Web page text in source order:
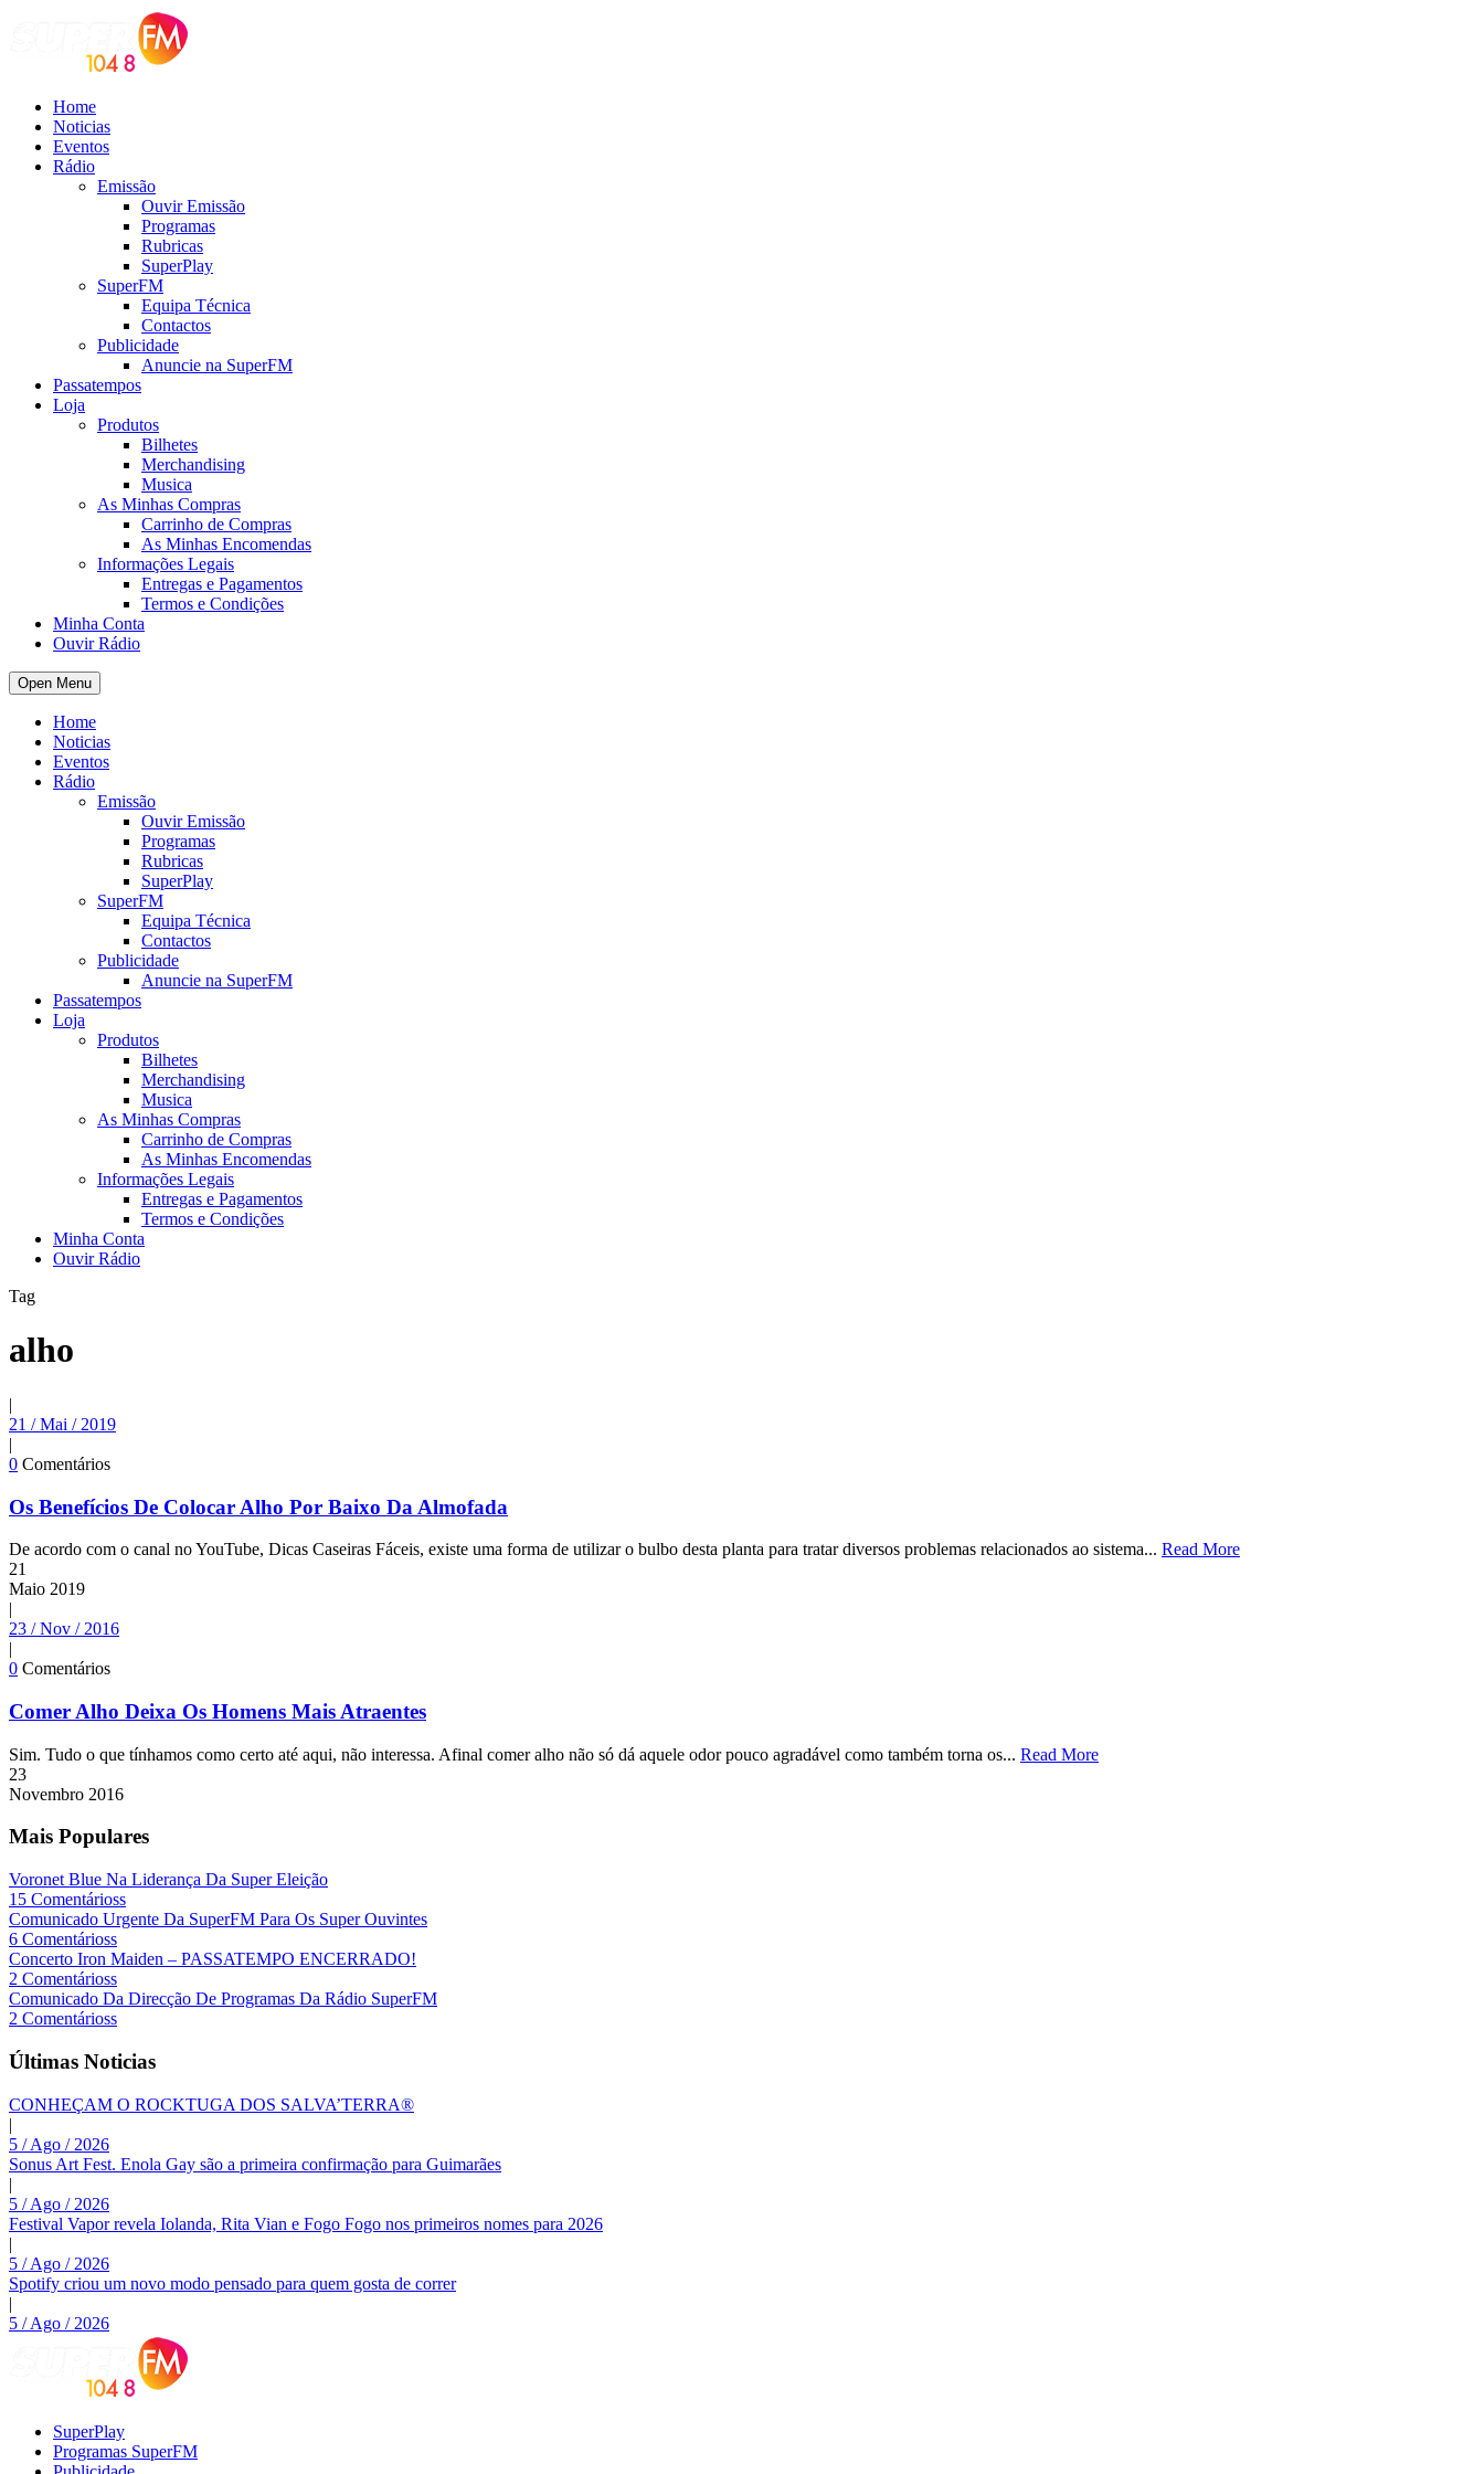
Home
Noticias
Eventos
Rádio
Emissão
Ouvir Emissão
Programas
Rubricas
SuperPlay
SuperFM
Equipa Técnica
Contactos
Publicidade
Anuncie na SuperFM
Passatempos
Loja
Produtos
Bilhetes
Merchandising
Musica
As Minhas Compras
Carrinho de Compras
As Minhas Encomendas
Informações Legais
Entregas e Pagamentos
Termos e Condições
Minha Conta
Ouvir Rádio
Open Menu
Home
Noticias
Eventos
Rádio
Emissão
Ouvir Emissão
Programas
Rubricas
SuperPlay
SuperFM
Equipa Técnica
Contactos
Publicidade
Anuncie na SuperFM
Passatempos
Loja
Produtos
Bilhetes
Merchandising
Musica
As Minhas Compras
Carrinho de Compras
As Minhas Encomendas
Informações Legais
Entregas e Pagamentos
Termos e Condições
Minha Conta
Ouvir Rádio
Tag
alho
|
21 / Mai / 2019
|
0 Comentários
Os Benefícios De Colocar Alho Por Baixo Da Almofada
De acordo com o canal no YouTube, Dicas Caseiras Fáceis, existe uma forma de utilizar o bulbo desta planta para tratar diversos problemas relacionados ao sistema... Read More
21
Maio 2019
|
23 / Nov / 2016
|
0 Comentários
Comer Alho Deixa Os Homens Mais Atraentes
Sim. Tudo o que tínhamos como certo até aqui, não interessa. Afinal comer alho não só dá aquele odor pouco agradável como também torna os... Read More
23
Novembro 2016
Mais Populares
Voronet Blue Na Liderança Da Super Eleição
15 Comentárioss
Comunicado Urgente Da SuperFM Para Os Super Ouvintes
6 Comentárioss
Concerto Iron Maiden – PASSATEMPO ENCERRADO!
2 Comentárioss
Comunicado Da Direcção De Programas Da Rádio SuperFM
2 Comentárioss
Últimas Noticias
CONHEÇAM O ROCKTUGA DOS SALVA’TERRA®
|
5 / Ago / 2026
Sonus Art Fest. Enola Gay são a primeira confirmação para Guimarães
|
5 / Ago / 2026
Festival Vapor revela Iolanda, Rita Vian e Fogo Fogo nos primeiros nomes para 2026
|
5 / Ago / 2026
Spotify criou um novo modo pensado para quem gosta de correr
|
5 / Ago / 2026
SuperPlay
Programas SuperFM